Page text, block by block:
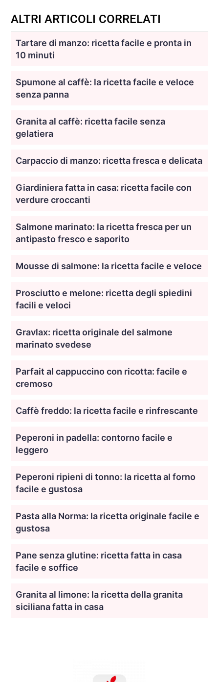
ALTRI ARTICOLI CORRELATI
Tartare di manzo: ricetta facile e pronta in
10 minuti
Spumone al caffè: la ricetta facile e veloce
senza panna
Granita al caffè: ricetta facile senza
gelatiera
Carpaccio di manzo: ricetta fresca e delicata
Giardiniera fatta in casa: ricetta facile con
verdure croccanti
Salmone marinato: la ricetta fresca per un
antipasto fresco e saporito
Mousse di salmone: la ricetta facile e veloce
Prosciutto e melone: ricetta degli spiedini
facili e veloci
Gravlax: ricetta originale del salmone
marinato svedese
Parfait al cappuccino con ricotta: facile e
cremoso
Caffè freddo: la ricetta facile e rinfrescante
Peperoni in padella: contorno facile e
leggero
Peperoni ripieni di tonno: la ricetta al forno
facile e gustosa
Pasta alla Norma: la ricetta originale facile e
gustosa
Pane senza glutine: ricetta fatta in casa
facile e soffice
Granita al limone: la ricetta della granita
siciliana fatta in casa